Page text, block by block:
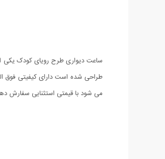
ساعت دیواری طرح رویای کودک یکی
می شود با قیمتی استثنایی سفارش